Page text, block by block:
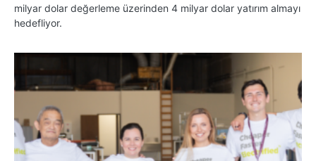
milyar dolar değerleme üzerinden 4 milyar dolar yatırım almayı
hedefliyor.